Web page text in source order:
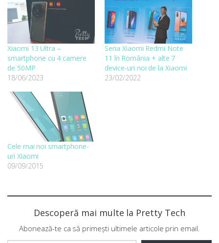
Xiaomi 13 Ultra –
smartphone cu 4 camere
de 50MP
18/06/2023
Seria Xiaomi Redmi Note
11 în România + alte 7
device-uri noi de la Xiaomi
23/02/2022
Cele mai noi smartphone-
uri Xiaomi
09/09/2015
Descoperă mai multe la Pretty Tech
Abonează-te ca să primești ultimele articole prin email.
Tastează emailul tău...